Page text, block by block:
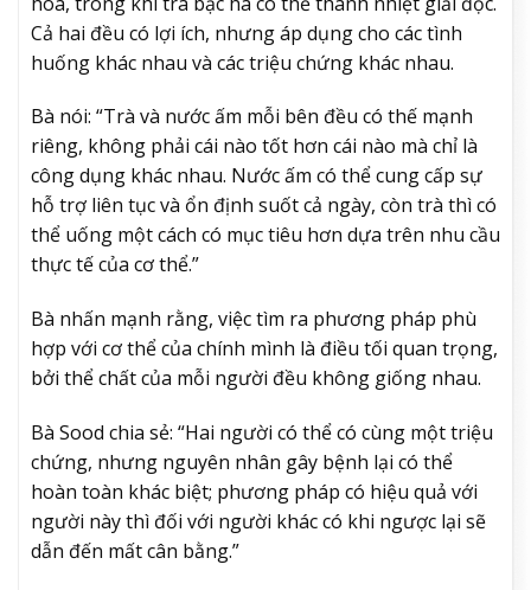
Cả hai đều có lợi ích, nhưng áp dụng cho các tình
huống khác nhau và các triệu chứng khác nhau.
Bà nói: “Trà và nước ấm mỗi bên đều có thế mạnh
riêng, không phải cái nào tốt hơn cái nào mà chỉ là
công dụng khác nhau. Nước ấm có thể cung cấp sự
hỗ trợ liên tục và ổn định suốt cả ngày, còn trà thì có
thể uống một cách có mục tiêu hơn dựa trên nhu cầu
thực tế của cơ thể.”
Bà nhấn mạnh rằng, việc tìm ra phương pháp phù
hợp với cơ thể của chính mình là điều tối quan trọng,
bởi thể chất của mỗi người đều không giống nhau.
Bà Sood chia sẻ: “Hai người có thể có cùng một triệu
chứng, nhưng nguyên nhân gây bệnh lại có thể
hoàn toàn khác biệt; phương pháp có hiệu quả với
người này thì đối với người khác có khi ngược lại sẽ
dẫn đến mất cân bằng.”